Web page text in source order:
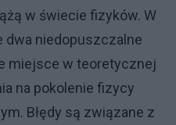
w świecie fizyków. W
dwa niedopuszczalne
miejsce w teoretycznej
na pokolenie fizycy
Błędy są związane z